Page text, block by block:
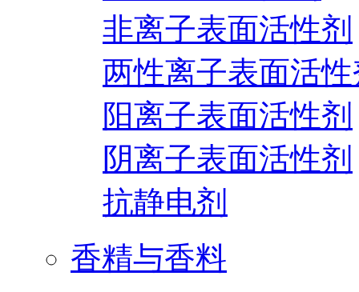
非离子表面活性剂
两性离子表面活
阳离子表面活性剂
阴离子表面活性剂
抗静电剂
香精与香料